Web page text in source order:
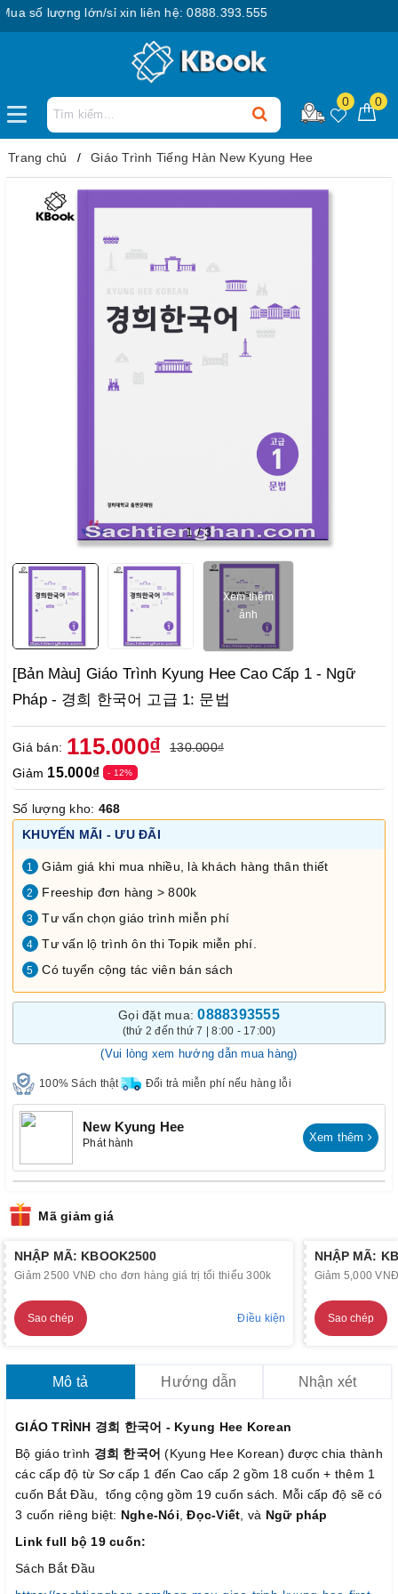
số lượng lớn/sỉ xin liên hệ: 0888.393.555
0 0
Trang chủ Giáo Trình Tiếng Hàn New Kyung Hee
1/3
Xem thêm
ảnh
[Bản Màu] Giáo Trình Kyung Hee Cao Cấp 1 - Ngữ
Pháp - 경희 한국어 고급 1: 문법
Giá bán: 115.000₫
130.000₫
Giảm 15.000₫ - 12%
Số lượng kho: 468
KHUYẾN MÃI - ƯU ĐÃI
1 Giảm giá khi mua nhiều, là khách hàng thân thiết
2 Freeship đơn hàng > 800k
3 Tư vấn chọn giáo trình miễn phí
4 Tư vấn lộ trình ôn thi Topik miễn phí.
5 Có tuyển cộng tác viên bán sách
Gọi đặt mua:0888393555
(thứ 2 đến thứ 7 | 8:00 - 17:00)
(Vui lòng xem hướng dẫn mua hàng)
100% Sách thật Đổi trả miễn phí nếu hàng lỗi
New Kyung Hee
Phát hành Xem thêm
Mã giảm giá
NHẬP MÃ: KBOOK2500
Giảm 2500 VNĐ cho đơn hàng giá trị tối thiểu 300k
Sao chép Điều kiện
NHẬP MÃ:
Giảm 5,000
Sao chép
Mô tả Hướng dẫn Nhận xét
GIÁO TRÌNH 경희 한국어 - Kyung Hee Korean
Bộ giáo trình 경희 한국어 (Kyung Hee Korean) được chia thành
các cấp độ từ Sơ cấp 1 đến Cao cấp 2 gồm 18 cuốn + thêm 1
cuốn Bắt Đầu, tổng cộng gồm 19 cuốn sách. Mỗi cấp độ sẽ có
3 cuốn riêng biệt: Nghe-Nói ,Đọc-Viết , và Ngữ pháp
Link full bộ 19 cuốn:
Sách Bắt Đầu